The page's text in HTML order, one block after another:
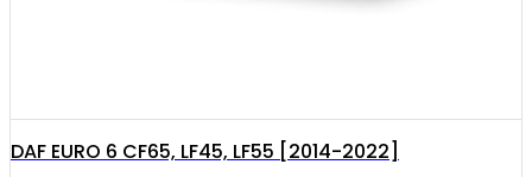
DAF EURO 6 CF65, LF45, LF55 [2014-2022]